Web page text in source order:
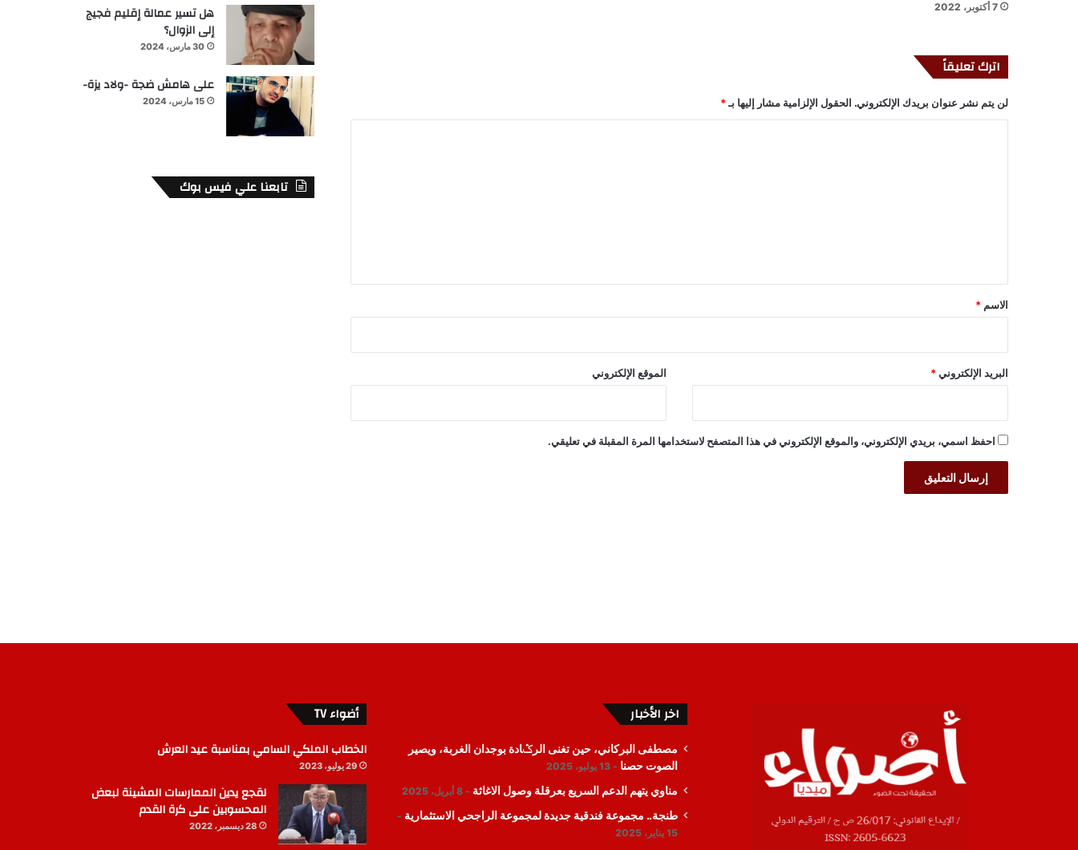
7 أكتوبر، 2022
اترك تعليقاً
لن يتم نشر عنوان بريدك الإلكتروني. الحقول الإلزامية مشار إليها بـ*
*
الاسم *
البريد الإلكتروني * الموقع الإلكتروني
احفظ اسمي، بريدي الإلكتروني، والموقع الإلكتروني في هذا المتصفح لاستخدامها المرة المقبلة في تعليقي.
هل تسير عمالة إقليم فجيج
إلى الزوال؟
30 مارس، 2024
على هامش ضجة -ولاد يزة-
15 مارس، 2024
تابعنا علي فيس بوك
اخر الأخبار
مصطفى البركاني، حين تغنى الرݣادة بوجدان الغربة، ويصير
الصوت حصنا
13 يوليو، 2025
مناوي يتهم الدعم السريع بعرقلة وصول الاغاثة 8 أبريل، 2025
طنجة.. مجموعة فندقية جديدة لمجموعة الراجحي الاستثمارية
15 يناير، 2025
أضواء TV
الخطاب الملكي السامي بمناسبة عيد العرش
29 يوليو، 2023
لقجع يدين الممارسات المشينة لبعض
المحسوبين على كرة القدم
28 ديسمبر، 2022